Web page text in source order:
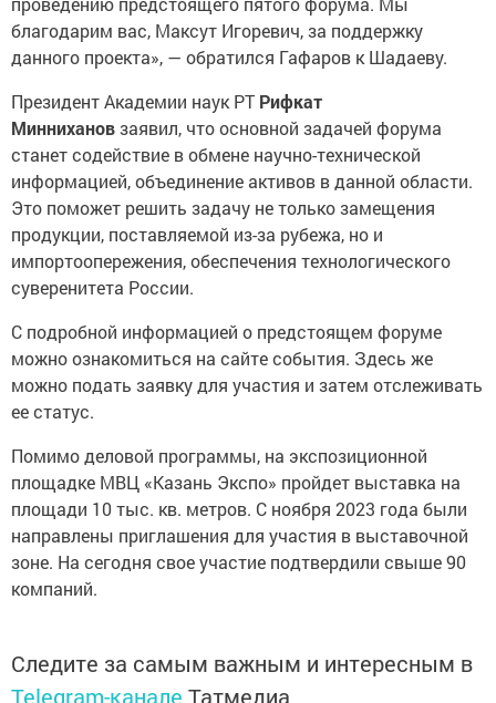
благодарим вас, Максут Игоревич, за поддержку
данного проекта», — обратился Гафаров к Шадаеву.
Президент Академии наук РТ Рифкат
Миннихановзаявил, что основной задачей форума
станет содействие в обмене научно-технической
информацией, объединение активов в данной области.
Это поможет решить задачу не только замещения
продукции, поставляемой из-за рубежа, но и
импортоопережения, обеспечения технологического
суверенитета России.
С подробной информацией о предстоящем форуме
можно ознакомиться на сайте события. Здесь же
можно подать заявку для участия и затем отслеживать
ее статус.
Помимо деловой программы, на экспозиционной
площадке МВЦ «Казань Экспо» пройдет выставка на
площади 10 тыс. кв. метров. С ноября 2023 года были
направлены приглашения для участия в выставочной
зоне. На сегодня свое участие подтвердили свыше 90
компаний.
Следите за самым важным и интересным в
Telegram-канале Татмедиа